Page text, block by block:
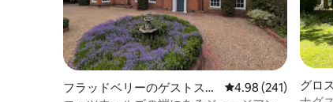
フラッドベリーのゲストスイ
レビュー241件、5
4.98 (241)
グロ